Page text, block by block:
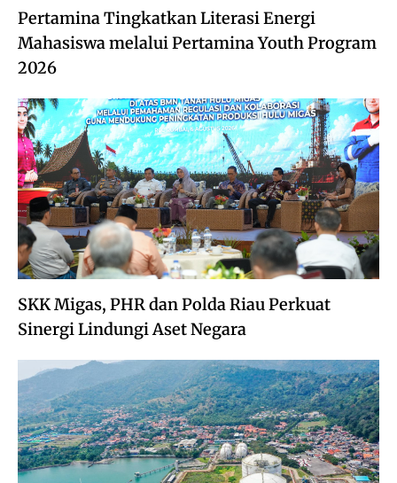
Pertamina Tingkatkan Literasi Energi
Mahasiswa melalui Pertamina Youth Program
2026
SKK Migas, PHR dan Polda Riau Perkuat
Sinergi Lindungi Aset Negara